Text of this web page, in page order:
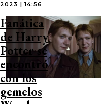
2023 | 14:56
Fanática
de Harry
Potter se
encontró
con los
gemelos